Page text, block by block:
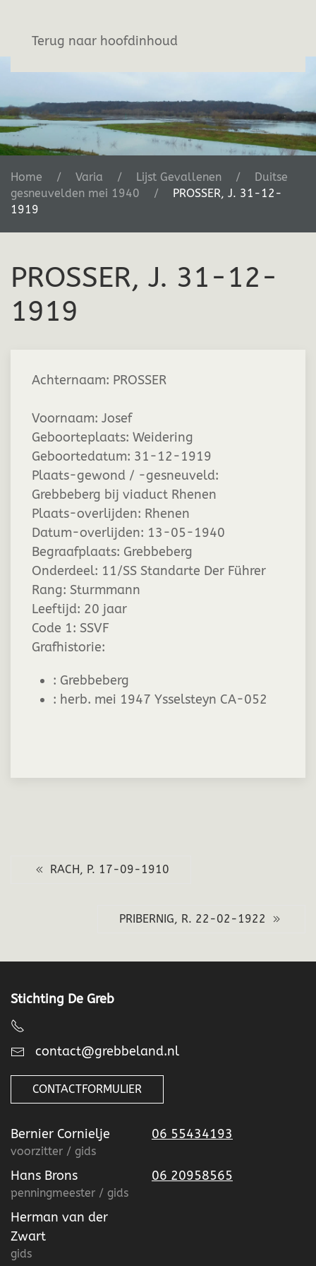
Terug naar hoofdinhoud
Home Varia Lijst Gevallenen
Duitse
gesneuvelden mei 1940
PROSSER, J. 31-12-
1919
PROSSER, J. 31-12-
1919
Achternaam: PROSSER
Voornaam: Josef
Geboorteplaats: Weidering
Geboortedatum: 31-12-1919
Plaats-gewond / -gesneuveld:
Grebbeberg bij viaduct Rhenen
Plaats-overlijden: Rhenen
Datum-overlijden: 13-05-1940
Begraafplaats: Grebbeberg
Onderdeel: 11/SS Standarte Der Führer
Rang: Sturmmann
Leeftijd: 20 jaar
Code 1: SSVF
Grafhistorie:
: Grebbeberg
: herb. mei 1947 Ysselsteyn CA-052
RACH, P. 17-09-1910
PRIBERNIG, R. 22-02-1922
Stichting De Greb
contact@grebbeland.nl
CONTACTFORMULIER
Bernier Cornielje
voorzitter / gids
06 55434193
Hans Brons
penningmeester / gids
06 20958565
Herman van der
Zwart
gids